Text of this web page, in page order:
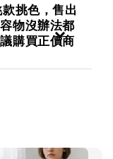
挑色，售出
物沒辦法都
購買正價商